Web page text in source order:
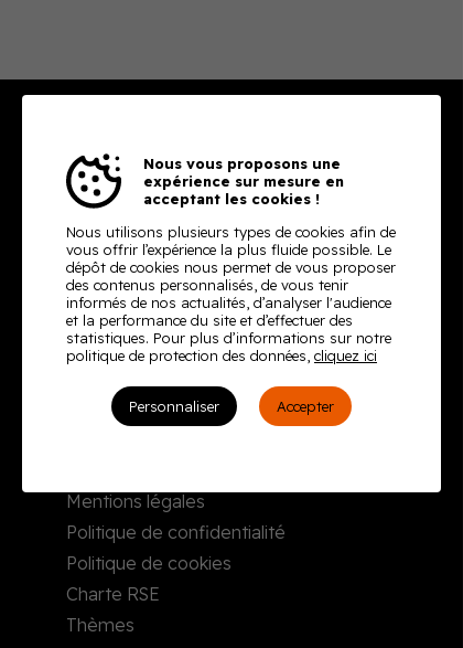
Burodoc
2, rue Richard Waddington
76160 Darnétal
Tél. : 02 35 08 59 50
Envoyer un email
Qui sommes-nous
Seconde main
Mentions légales
Politique de confidentialité
Politique de cookies
Charte RSE
Thèmes
Nous vous proposons une
expérience sur mesure en
acceptant les cookies !
Nous utilisons plusieurs types de cookies afin de
vous offrir l’expérience la plus fluide possible. Le
dépôt de cookies nous permet de vous proposer
des contenus personnalisés, de vous tenir
informés de nos actualités, d’analyser l'audience
et la performance du site et d’effectuer des
statistiques. Pour plus d’informations sur notre
politique de protection des données, cliquez ici
Personnaliser Accepter